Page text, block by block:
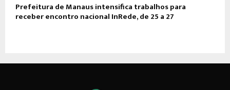
Prefeitura de Manaus intensifica trabalhos para
receber encontro nacional InRede, de 25 a 27